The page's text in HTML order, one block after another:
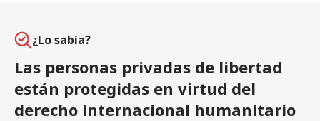
¿Lo sabía?
Las personas privadas de libertad
están protegidas en virtud del
derecho internacional humanitario